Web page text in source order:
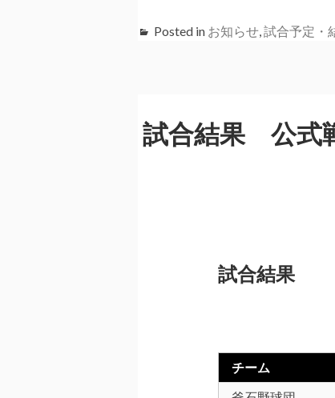
Posted in お知らせ 試合予定・
試合結果 公式
試合結果
チーム